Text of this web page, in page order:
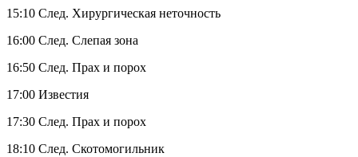
15:10 След. Хирургическая неточность
16:00 След. Слепая зона
16:50 След. Прах и порох
17:00 Известия
17:30 След. Прах и порох
18:10 След. Скотомогильник